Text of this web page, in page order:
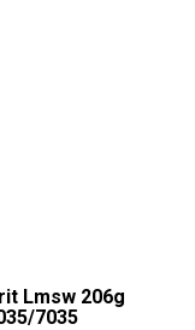
Lmsw 206g
7035